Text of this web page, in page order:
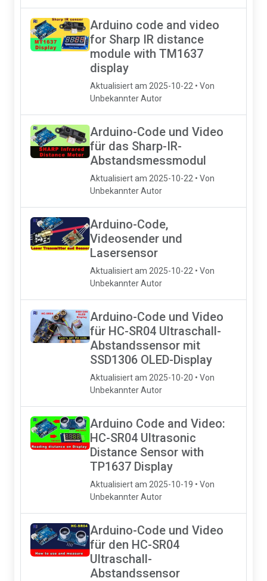
Arduino code and video
for Sharp IR distance
module with TM1637
display
Aktualisiert am 2025-10-22 • Von
Unbekannter Autor
Arduino-Code und Video
für das Sharp-IR-
Abstandsmessmodul
Aktualisiert am 2025-10-22 • Von
Unbekannter Autor
Arduino-Code,
Videosender und
Lasersensor
Aktualisiert am 2025-10-22 • Von
Unbekannter Autor
Arduino-Code und Video
für HC-SR04 Ultraschall-
Abstandssensor mit
SSD1306 OLED-Display
Aktualisiert am 2025-10-20 • Von
Unbekannter Autor
Arduino Code and Video:
HC-SR04 Ultrasonic
Distance Sensor with
TP1637 Display
Aktualisiert am 2025-10-19 • Von
Unbekannter Autor
Arduino-Code und Video
für den HC-SR04
Ultraschall-
Abstandssensor